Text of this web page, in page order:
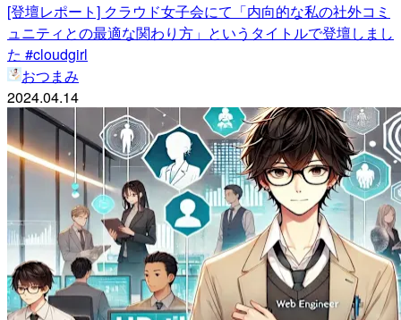
[登壇レポート] クラウド女子会にて「内向的な私の社外コミ
ュニティとの最適な関わり方」というタイトルで登壇しまし
た #cloudgirl
おつまみ
2024.04.14